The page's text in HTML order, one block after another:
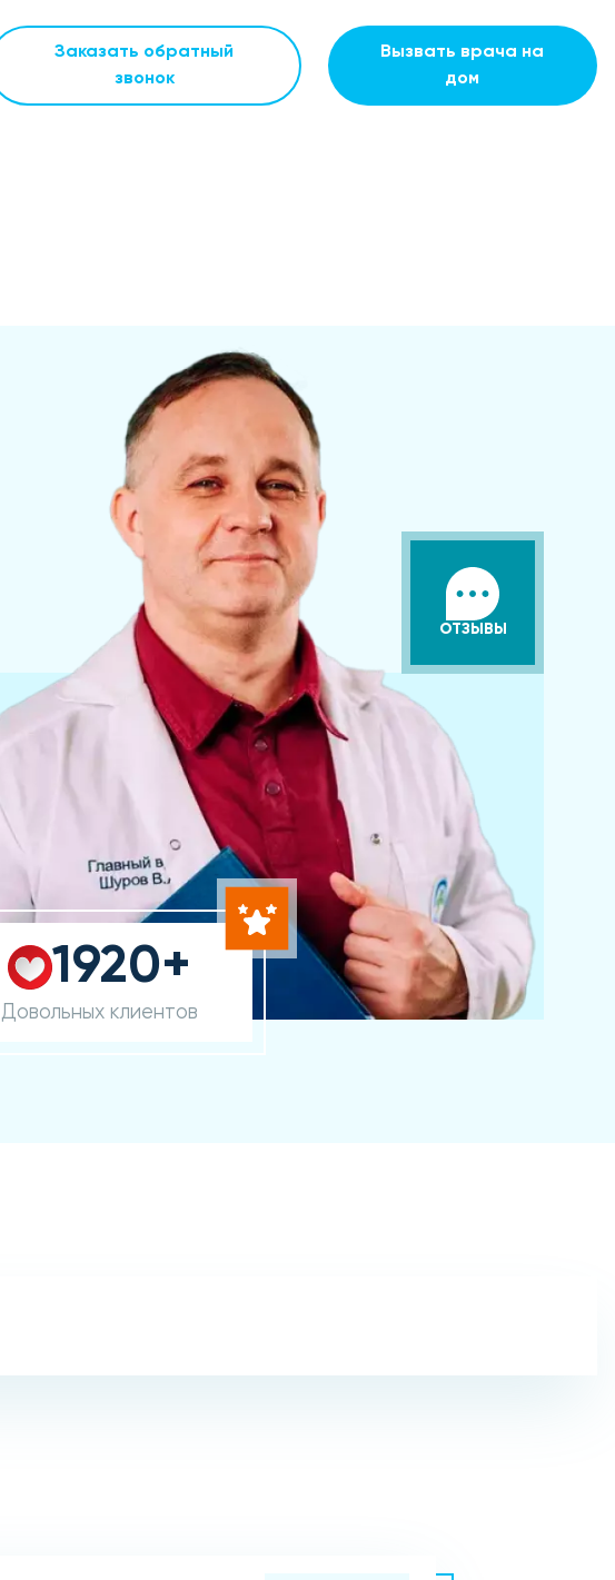
Заказать обратный
звонок
Вызвать врача на
дом
1920+
Довольных клиентов
ОТЗЫВЫ